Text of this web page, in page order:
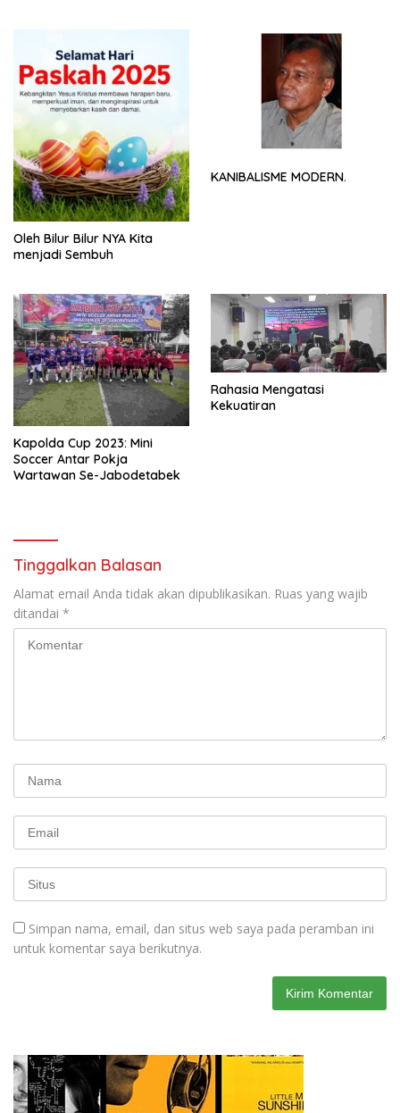
Oleh Bilur Bilur NYA Kita
menjadi Sembuh
KANIBALISME MODERN.
Kapolda Cup 2023: Mini
Soccer Antar Pokja
Wartawan Se-Jabodetabek
Rahasia Mengatasi
Kekuatiran
Tinggalkan Balasan
Alamat email Anda tidak akan dipublikasikan. Ruas yang wajib
ditandai *
Simpan nama, email, dan situs web saya pada peramban ini
untuk komentar saya berikutnya.